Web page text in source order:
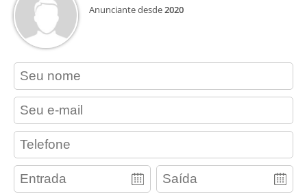
Anunciante desde2020
contact_name
contact_email
contact_phone